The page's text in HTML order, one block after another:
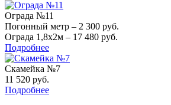
Ограда №11
Погонный метр – 2 300 руб.
Ограда 1,8х2м – 17 480 руб.
Подробнее
Скамейка №7
11 520 руб.
Подробнее